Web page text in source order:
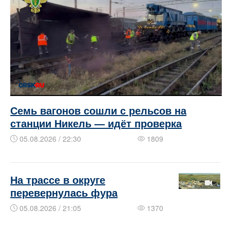
Семь вагонов сошли с рельсов на
станции Никель — идёт проверка
05.08.2026 / 22:30 1809
На трассе в округе
перевернулась фура
05.08.2026 / 21:05 1370